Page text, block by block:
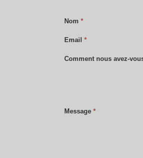
Nom *
Email *
Comment nous avez-
Message*